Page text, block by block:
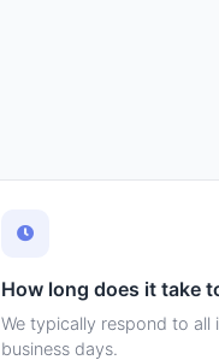
How long does it take
We typically respond to all
business days.